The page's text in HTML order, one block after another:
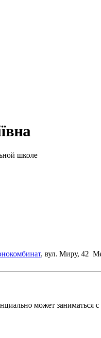
школе
, вул. Миру, 42
может заниматься